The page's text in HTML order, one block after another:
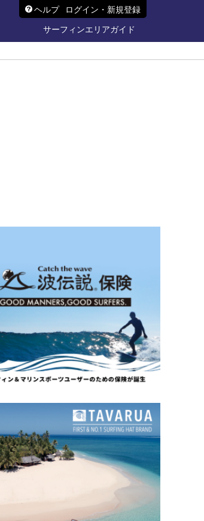
ヘルプ ログイン・新規登録
サーフィンエリアガイド